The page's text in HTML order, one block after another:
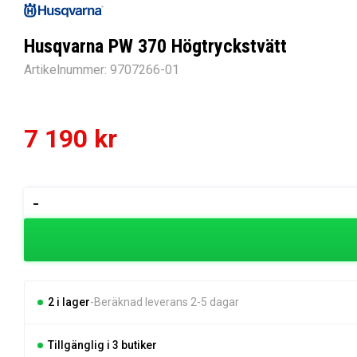
Husqvarna PW 370 Högtryckstvätt
Artikelnummer: 9707266-01
7 190 kr
-
PW
2 i lager Beräknad leverans 2-5 dagar
Tillgänglig i 3 butiker